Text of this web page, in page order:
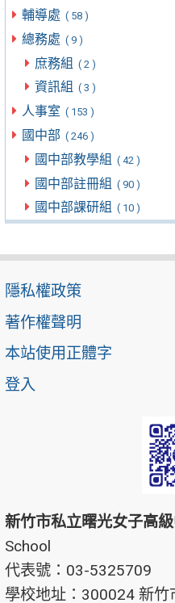
輔導處 ( 58 )
總務處 ( 9 )
庶務組 ( 2 )
資訊組 ( 3 )
人事室 ( 153 )
國中部 ( 246 )
國中部教學組 ( 42 )
國中部註冊組 ( 90 )
國中部課研組 ( 10 )
隱私權政策
著作權聲明
本站使用正體字
登入
新竹市私立曙光女子高
School
代表號：03-5325709
學校地址：300024 新